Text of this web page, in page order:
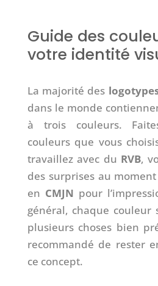
Guide des
votre identité
La majorité des
dans le monde
à trois couleurs.
couleurs que vous
travaillez avec du RVB,
des surprises au
en CMJN pour
général, chaque couleur
plusieurs choses bien
recommandé de rester
ce concept.